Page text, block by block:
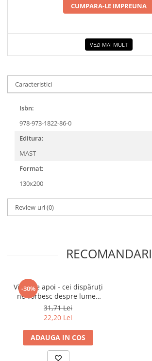
CUMPARA-LE IMPREUNA
VEZI MAI MULT
Caracteristici
Isbn:
978-973-1822-86-0
Editura:
MAST
Format:
130x200
Review-uri(0)
RECOMANDARI
-30%
Viaţa de apoi - cei dispăruţi
ne vorbesc despre lumea
lor
31,71 Lei
22,20 Lei
ADAUGA IN COS